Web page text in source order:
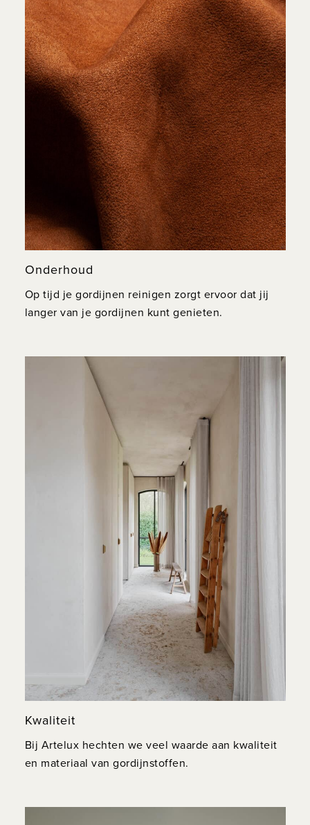
Onderhoud
Op tijd je gordijnen reinigen zorgt ervoor dat jij
langer van je gordijnen kunt genieten.
Kwaliteit
Bij Artelux hechten we veel waarde aan kwaliteit
en materiaal van gordijnstoffen.